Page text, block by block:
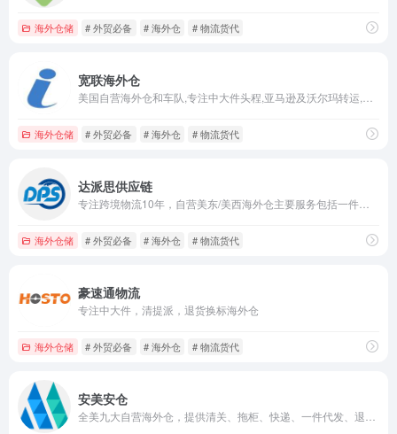
海外仓储 # 外贸必备 # 海外仓 # 物流货代
宽联海外仓
海外仓储 # 外贸必备 # 海外仓 # 物流货代
达派思供应链
海外仓储 # 外贸必备 # 海外仓 # 物流货代
豪速通物流
专注中大件，清提派，退货换标海外仓
海外仓储 # 外贸必备 # 海外仓 # 物流货代
安美安仓